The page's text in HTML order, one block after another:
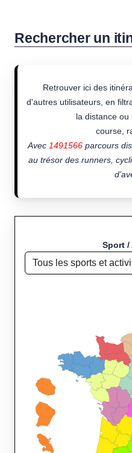
Rechercher un
Retrouver ici des
d'autres utilisateurs, en
la distance ou
course,
Avec 1491566parcours
au trésor des runners,
Sport /